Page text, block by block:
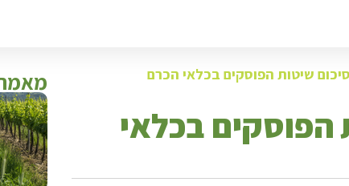
סיכום שיטות הפוסקים בכלאי הכרם
הפוסקים בכלאי